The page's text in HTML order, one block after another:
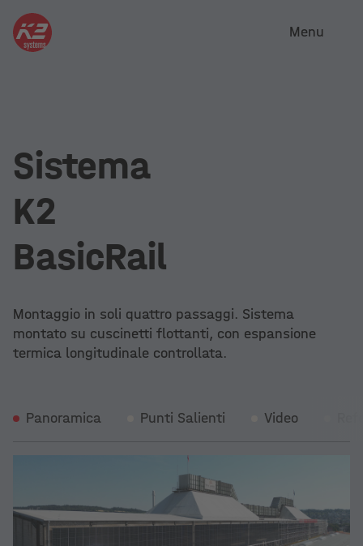
Menu
Sistema
K2
BasicRail
Montaggio in soli quattro passaggi. Sistema
montato su cuscinetti flottanti, con espansione
termica longitudinale controllata.
Panoramica Punti Salienti Video